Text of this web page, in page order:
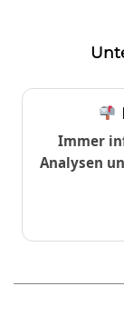
Immer
Analysen